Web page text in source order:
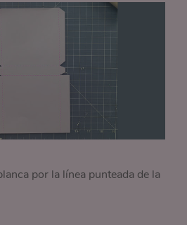
por la línea punteada de la